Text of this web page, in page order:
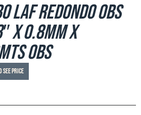
LAF Redondo OBS
x 0.8mm x
OBS
see price